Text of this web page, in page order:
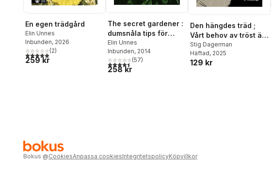
En egen trädgård
Elin Unnes
Inbunden, 2026
5,0utav 5 stjärnor. Totalt antal röster:
(2)
259 kr
The secret gardener :
dumsnåla tips för
nygamla odlare
Elin Unnes
Inbunden, 2014
4,5utav 5 stjärnor. Totalt antal röster:
(57)
258 kr
Den hängdes träd ;
Vårt behov av tröst är
omättligt
Stig Dagerman
Häftad, 2025
129 kr
Bokus @CookiesAnpassa cookiesIntegritetspolicyKöpvillkor